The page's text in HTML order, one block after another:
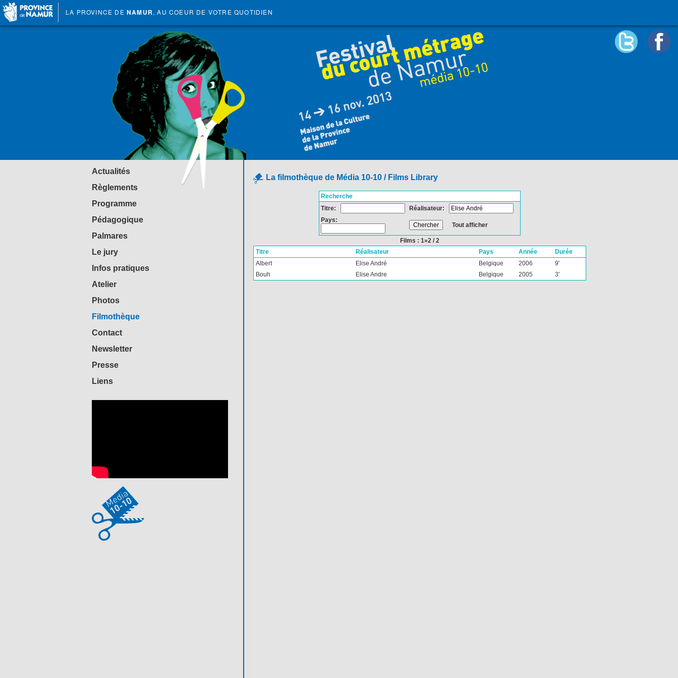
LA PROVINCE DE NAMUR, AU COEUR DE VOTRE QUOTIDIEN
Actualités
Règlements
Programme
Pédagogique
Palmares
Le jury
Infos pratiques
Atelier
Photos
Filmothèque
Contact
Newsletter
Presse
Liens
La filmothèque de Média 10-10 / Films Library
Recherche
Titre:
Réalisateur:
Pays:
Tout afficher
Films : 1»2 / 2
Titre
Réalisateur Pays Année
Durée
Albert
Elise André Belgique 2006
9'
Bouh
Elise Andre Belgique 2005 3'